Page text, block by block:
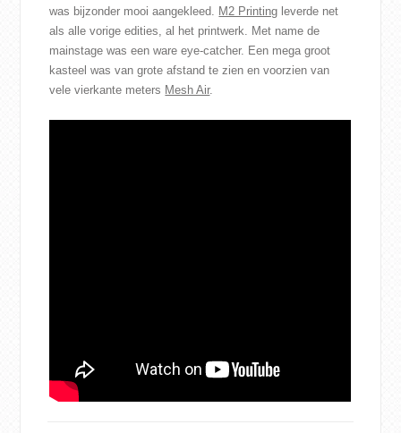
was bijzonder mooi aangekleed.
M2 Printing leverde net
als alle vorige edities, al het printwerk. Met name de
mainstage was een ware eye-catcher. Een mega groot
kasteel was van grote afstand te zien en voorzien van
vele vierkante meters Mesh Air.